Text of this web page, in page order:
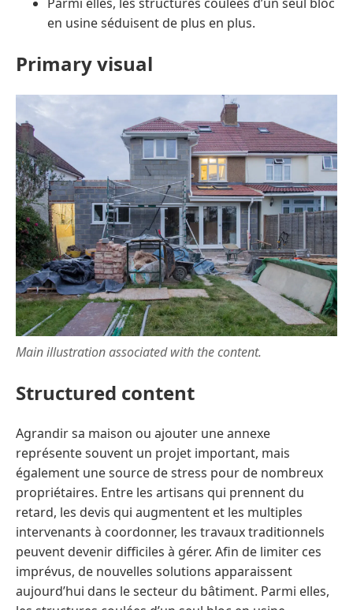
Parmi elles, les structures coulées d’un seul bloc
en usine séduisent de plus en plus.
Primary visual
Main illustration associated with the content.
Structured content
Agrandir sa maison ou ajouter une annexe
représente souvent un projet important, mais
également une source de stress pour de nombreux
propriétaires. Entre les artisans qui prennent du
retard, les devis qui augmentent et les multiples
intervenants à coordonner, les travaux traditionnels
peuvent devenir difficiles à gérer. Afin de limiter ces
imprévus, de nouvelles solutions apparaissent
aujourd’hui dans le secteur du bâtiment. Parmi elles,